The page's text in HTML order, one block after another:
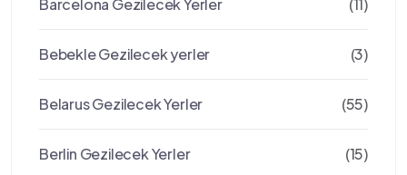
Barcelona Gezilecek Yerler (11)
Bebekle Gezilecek yerler (3)
Belarus Gezilecek Yerler (55)
Berlin Gezilecek Yerler (15)